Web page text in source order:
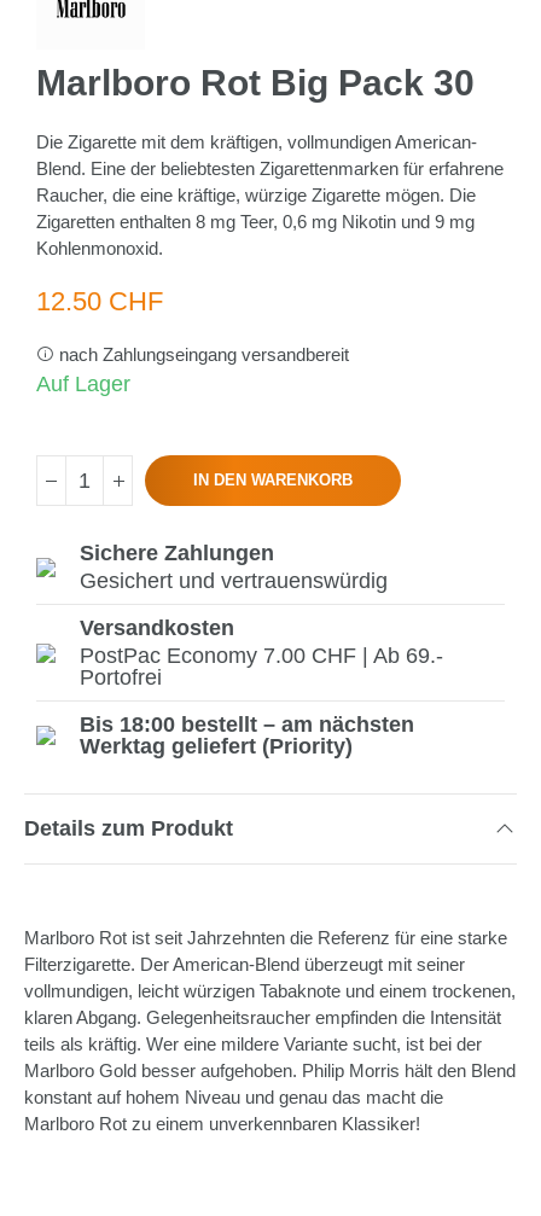
Marlboro Rot Big Pack 30
Die Zigarette mit dem kräftigen, vollmundigen American-
Blend. Eine der beliebtesten Zigarettenmarken für erfahrene
Raucher, die eine kräftige, würzige Zigarette mögen. Die
Zigaretten enthalten 8 mg Teer, 0,6 mg Nikotin und 9 mg
Kohlenmonoxid.
12.50 CHF
nach Zahlungseingang versandbereit
Auf Lager
IN DEN WARENKORB
Sichere Zahlungen
Gesichert und vertrauenswürdig
Versandkosten
PostPac Economy 7.00 CHF | Ab 69.-
Portofrei
Bis 18:00 bestellt – am nächsten
Werktag geliefert (Priority)
Details zum Produkt
Marlboro Rot ist seit Jahrzehnten die Referenz für eine starke
Filterzigarette. Der American-Blend überzeugt mit seiner
vollmundigen, leicht würzigen Tabaknote und einem trockenen,
klaren Abgang. Gelegenheitsraucher empfinden die Intensität
teils als kräftig. Wer eine mildere Variante sucht, ist bei der
Marlboro Gold besser aufgehoben. Philip Morris hält den Blend
konstant auf hohem Niveau und genau das macht die
Marlboro Rot zu einem unverkennbaren Klassiker!